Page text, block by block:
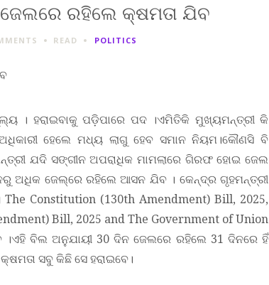
ଜେଲରେ ରହିଲେ କ୍ଷମତା ଯିବ
READ POLITICS
। ହରାଇବାକୁ ପଡ଼ିପାରେ ପଦ ।ଏମିତିକି ମୁଖ୍ୟମନ୍ତ୍ରୀ କି
ହେଲେ ମଧ୍ୟ ଲାଗୁ ହେବ ସମାନ ନିୟମ।କୌଣସି ବି
ଯଦି ସଙ୍ଗୀନ ଅପରାଧିକ ମାମଲାରେ ଗିରଫ ହୋଇ ଜେଲ
ଅଧିକ ଜେଲ୍‌ରେ ରହିଲେ ଆସନ ଯିବ । କେନ୍ଦ୍ର ଗୃହମନ୍ତ୍ରୀ
Constitution (130th Amendment) Bill, 2025,
Bill, 2025 and The Government of Union
ବିଲ ଅନୁଯାୟୀ 30 ଦିନ ଜେଲରେ ରହିଲେ 31 ଦିନରେ ହିଁ
ସବୁ କିଛି ସେ ହରାଇବେ।